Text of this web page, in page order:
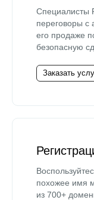
Специалисты
переговоры с
его продаже
безопасную
Заказать
похожее имя
из 700+